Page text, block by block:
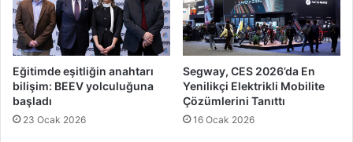
Eğitimde eşitliğin anahtarı
bilişim: BEEV yolculuğuna
başladı
23 Ocak 2026
Segway, CES 2026’da En
Yenilikçi Elektrikli Mobilite
Çözümlerini Tanıttı
16 Ocak 2026